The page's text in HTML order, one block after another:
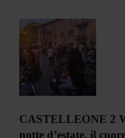
CASTELLEONE 2
notte d’estate, il